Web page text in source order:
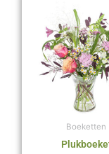
Boeketten